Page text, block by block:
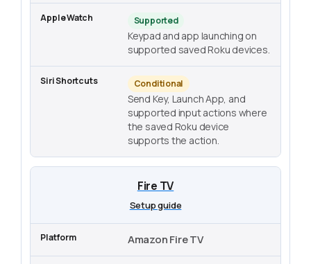
Supported
Keypad and app launching on
supported saved Roku devices.
Conditional
Send Key, Launch App, and
supported input actions where
the saved Roku device
supports the action.
Fire TV
Setup guide
Amazon Fire TV